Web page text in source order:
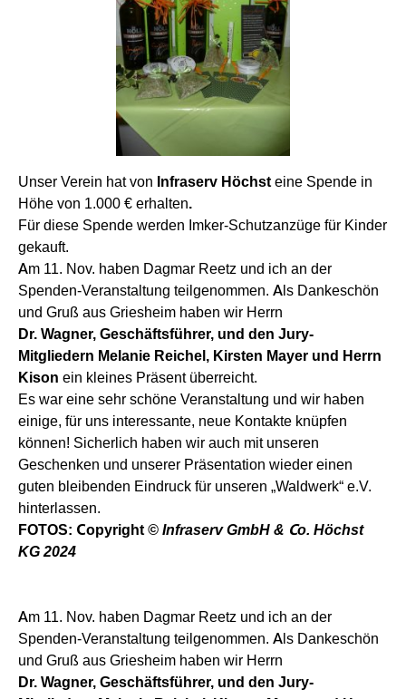
Unser Verein hat von Infraserv Höchsteine Spende in
Höhe von 1.000 € erhalten.
Für diese Spende werden Imker-Schutzanzüge für Kinder
gekauft.
Am 11. Nov. haben Dagmar Reetz und ich an der
Spenden-Veranstaltung teilgenommen. Als Dankeschön
und Gruß aus Griesheim haben wir Herrn
Dr. Wagner, Geschäftsführer, und den Jury-
Mitgliedern Melanie Reichel, Kirsten Mayer und Herrn
Kison ein kleines Präsent überreicht.
Es war eine sehr schöne Veranstaltung und wir haben
einige, für uns interessante, neue Kontakte knüpfen
können! Sicherlich haben wir auch mit unseren
Geschenken und unserer Präsentation wieder einen
guten bleibenden Eindruck für unseren „Waldwerk“ e.V.
hinterlassen.
FOTOS: Copyright © Infraserv GmbH & Co. Höchst
KG 2024
Am 11. Nov. haben Dagmar Reetz und ich an der
Spenden-Veranstaltung teilgenommen. Als Dankeschön
und Gruß aus Griesheim haben wir Herrn
Dr. Wagner, Geschäftsführer, und den Jury-